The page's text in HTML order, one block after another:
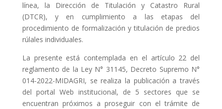
línea, la Dirección de Titulación y Catastro Rural
(DTCR), y en cumplimiento a las etapas del
procedimiento de formalización y titulación de predios
rúlales individuales.
La presente está contemplada en el artículo 22 del
reglamento de la Ley N° 31145, Decreto Supremo N°
014-2022-MIDAGRI, se realiza la publicación a través
del portal Web institucional, de 5 sectores que se
encuentran próximos a proseguir con el trámite de